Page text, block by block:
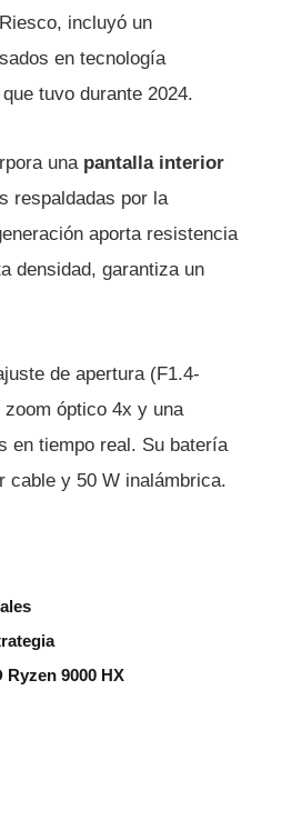
incluyó un
en tecnología
tuvo durante 2024.
una pantalla interior
respaldadas por la
aporta resistencia
densidad, garantiza un
de apertura (F1.4-
zoom óptico 4x y una
en tiempo real. Su batería
cable y 50 W inalámbrica.
9000 HX